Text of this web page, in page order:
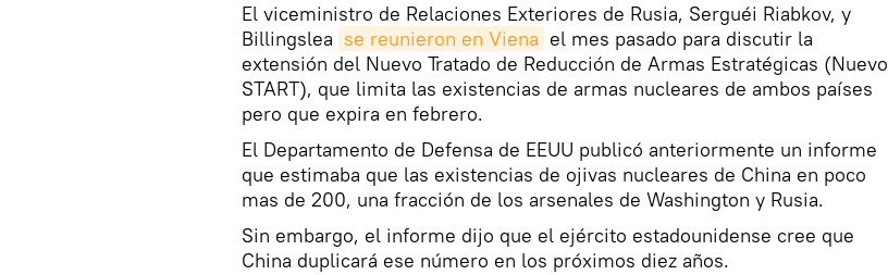
El viceministro de Relaciones Exteriores de Rusia, Serguéi Riabkov, y
Billingslea se reunieron en Viena el mes pasado para discutir la
extensión del Nuevo Tratado de Reducción de Armas Estratégicas (Nuevo
START), que limita las existencias de armas nucleares de ambos países
pero que expira en febrero.
El Departamento de Defensa de EEUU publicó anteriormente un informe
que estimaba que las existencias de ojivas nucleares de China en poco
mas de 200, una fracción de los arsenales de Washington y Rusia.
Sin embargo, el informe dijo que el ejército estadounidense cree que
China duplicará ese número en los próximos diez años.